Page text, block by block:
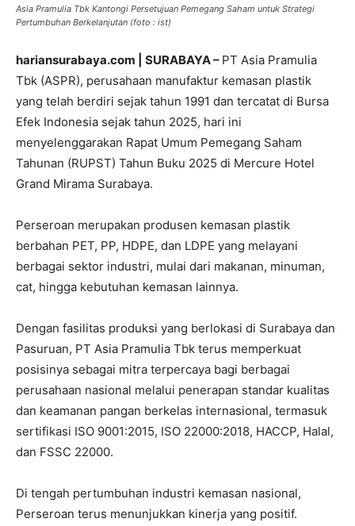
Asia Pramulia Tbk Kantongi Persetujuan Pemegang Saham untuk Strategi
Pertumbuhan Berkelanjutan (foto : ist)
hariansurabaya.com | SURABAYA – PT Asia Pramulia
Tbk (ASPR), perusahaan manufaktur kemasan plastik
yang telah berdiri sejak tahun 1991 dan tercatat di Bursa
Efek Indonesia sejak tahun 2025, hari ini
menyelenggarakan Rapat Umum Pemegang Saham
Tahunan (RUPST) Tahun Buku 2025 di Mercure Hotel
Grand Mirama Surabaya.
Perseroan merupakan produsen kemasan plastik
berbahan PET, PP, HDPE, dan LDPE yang melayani
berbagai sektor industri, mulai dari makanan, minuman,
cat, hingga kebutuhan kemasan lainnya.
Dengan fasilitas produksi yang berlokasi di Surabaya dan
Pasuruan, PT Asia Pramulia Tbk terus memperkuat
posisinya sebagai mitra terpercaya bagi berbagai
perusahaan nasional melalui penerapan standar kualitas
dan keamanan pangan berkelas internasional, termasuk
sertifikasi ISO 9001:2015, ISO 22000:2018, HACCP, Halal,
dan FSSC 22000.
Di tengah pertumbuhan industri kemasan nasional,
Perseroan terus menunjukkan kinerja yang positif.